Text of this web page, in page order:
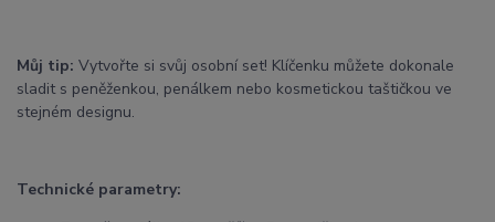
Můj tip: Vytvořte si svůj osobní set! Klíčenku můžete dokonale
sladit s peněženkou, penálkem nebo kosmetickou taštičkou ve
stejném designu.
Technické parametry: